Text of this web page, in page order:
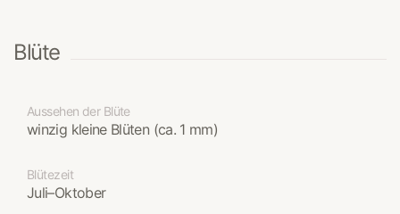
Blüte
Aussehen der Blüte
winzig kleine Blüten (ca. 1 mm)
Blütezeit
Juli–Oktober